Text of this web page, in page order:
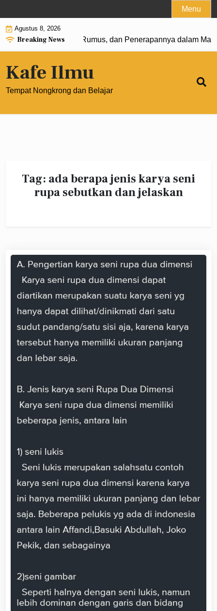
to
content
Menu
Agustus 8, 2026
Breaking News
0: Pengertian, Rumus, dan Penerapannya dalam
Kafe Ilmu
Tempat Nongkrong dan Belajar
Tag: ada berapa jenis karya seni
rupa sebutkan dan jelaskan